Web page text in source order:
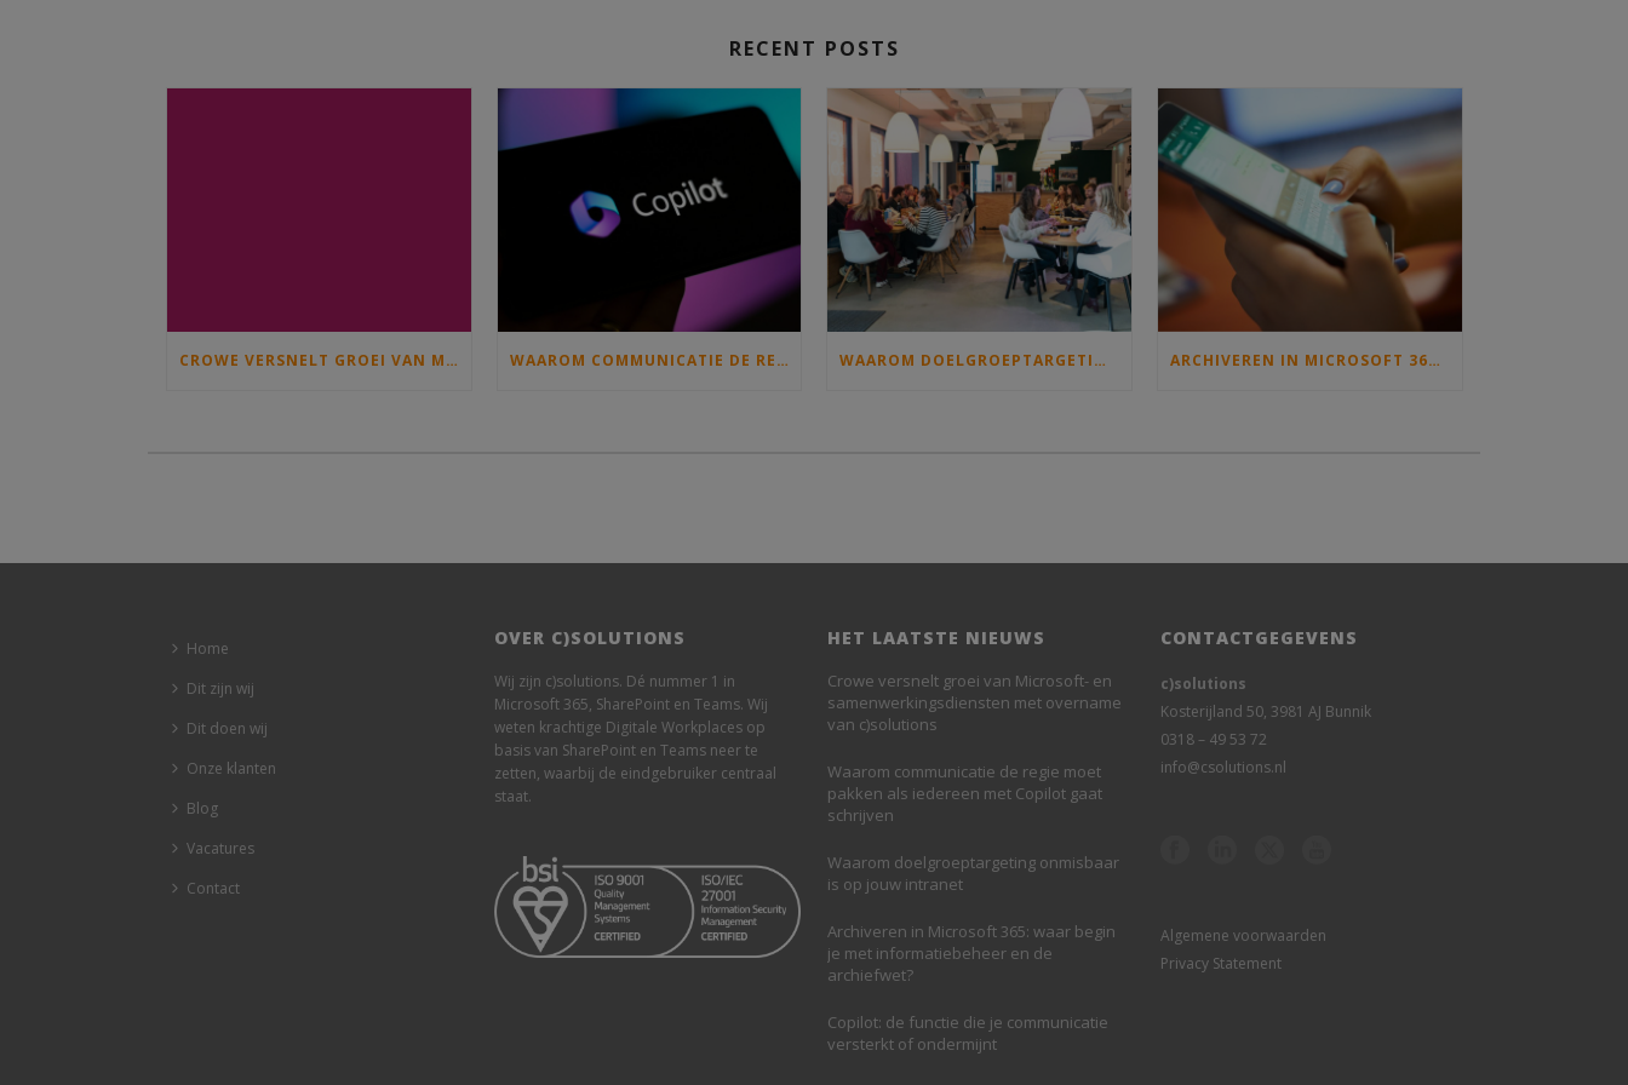
RECENT POSTS
CROWE VERSNELT GROEI VAN MICROSOFT- EN SAMENWERKINGSDIENSTEN MET OVERNAME VAN C)SOLUTIONS WAAROM COMMUNICATIE DE REGIE MOET PAKKEN ALS IEDEREEN MET COPILOT GAAT SCHRIJVEN WAAROM DOELGROEPTARGETING ONMISBAAR IS OP JOUW INTRANET ARCHIVEREN IN MICROSOFT 365: WAAR BEGIN JE MET INFORMATIEBEHEER EN DE ARCHIEFWET?
Home
Dit zijn wij
Dit doen wij
Onze klanten
Blog
Vacatures
Contact
OVER C)SOLUTIONS
Wij zijn c)solutions. Dé nummer 1 in
Microsoft 365, SharePoint en Teams. Wij
weten krachtige Digitale Workplaces op
basis van SharePoint en Teams neer te
zetten, waarbij de eindgebruiker centraal
staat.
HET LAATSTE NIEUWS
Crowe versnelt groei van Microsoft- en
samenwerkingsdiensten met overname
van c)solutions
Waarom communicatie de regie moet
pakken als iedereen met Copilot gaat
schrijven
Waarom doelgroeptargeting onmisbaar
is op jouw intranet
Archiveren in Microsoft 365: waar begin
je met informatiebeheer en de
archiefwet?
Copilot: de functie die je communicatie
versterkt of ondermijnt
CONTACTGEGEVENS
c)solutions
Kosterijland 50, 3981 AJ Bunnik
0318 – 49 53 72
info@csolutions.nl
Algemene voorwaarden
Privacy Statement